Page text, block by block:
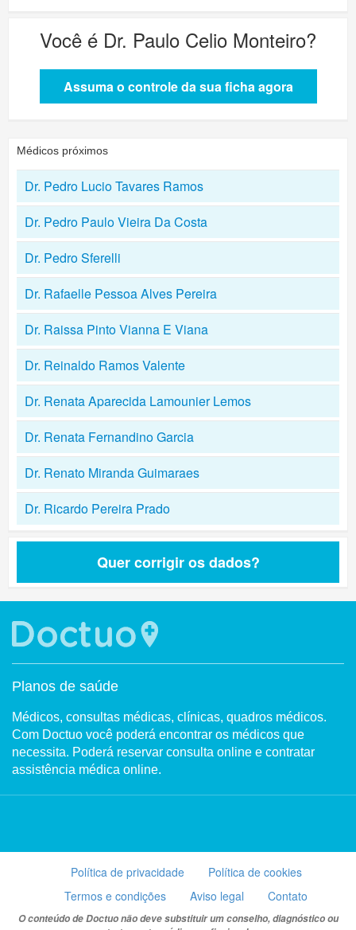
Você é Dr. Paulo Celio Monteiro?
Assuma o controle da sua ficha agora
Médicos próximos
Dr. Pedro Lucio Tavares Ramos
Dr. Pedro Paulo Vieira Da Costa
Dr. Pedro Sferelli
Dr. Rafaelle Pessoa Alves Pereira
Dr. Raissa Pinto Vianna E Viana
Dr. Reinaldo Ramos Valente
Dr. Renata Aparecida Lamounier Lemos
Dr. Renata Fernandino Garcia
Dr. Renato Miranda Guimaraes
Dr. Ricardo Pereira Prado
Quer corrigir os dados?
Planos de saúde
Médicos, consultas médicas, clínicas, quadros médicos.
Com Doctuo você poderá encontrar os médicos que
necessita. Poderá reservar consulta online e contratar
assistência médica online.
Política de privacidade
Política de cookies
Termos e condições
Aviso legal Contato
O conteúdo de Doctuo não deve substituir um conselho, diagnóstico ou